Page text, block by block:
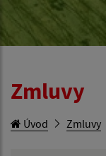
Zmluvy
Úvod Zmluvy